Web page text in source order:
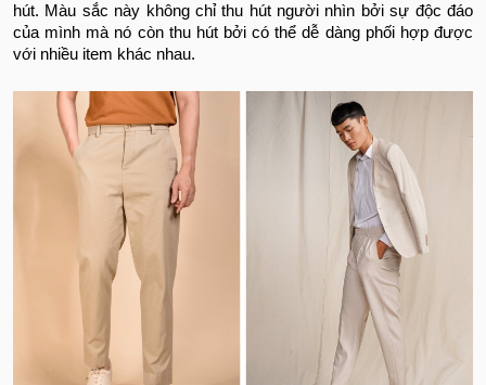
hút. Màu sắc này không chỉ thu hút người nhìn bởi sự độc đáo
của mình mà nó còn thu hút bởi có thể dễ dàng phối hợp được
với nhiều item khác nhau.